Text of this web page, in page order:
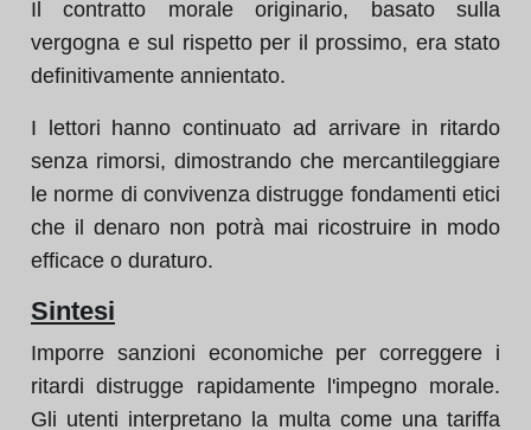
Il contratto morale originario, basato sulla
vergogna e sul rispetto per il prossimo, era stato
definitivamente annientato.
I lettori hanno continuato ad arrivare in ritardo
senza rimorsi, dimostrando che mercantileggiare
le norme di convivenza distrugge fondamenti etici
che il denaro non potrà mai ricostruire in modo
efficace o duraturo.
Sintesi
Imporre sanzioni economiche per correggere i
ritardi distrugge rapidamente l'impegno morale.
Gli utenti interpretano la multa come una tariffa